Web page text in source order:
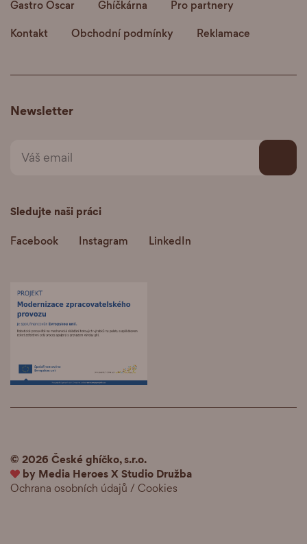
Gastro Oscar
Ghíčkárna
Pro partnery
Kontakt
Obchodní podmínky Reklamace
Newsletter
Sledujte naši práci
Facebook Instagram LinkedIn
© 2026 České ghíčko, s.r.o.
by Media HeroesXStudio Družba
Ochrana osobních údajů / Cookies